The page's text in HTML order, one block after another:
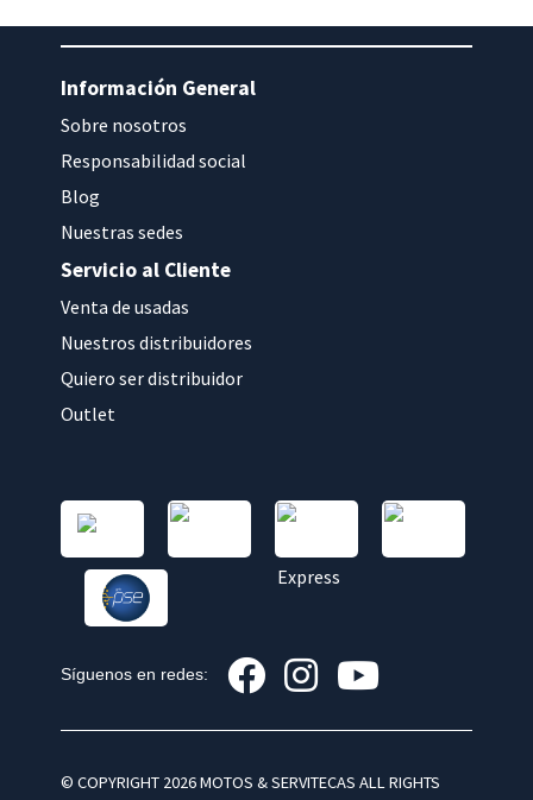
Información General
Sobre nosotros
Responsabilidad social
Blog
Nuestras sedes
Servicio al Cliente
Venta de usadas
Nuestros distribuidores
Quiero ser distribuidor
Outlet
Síguenos en redes:
© COPYRIGHT 2026 MOTOS & SERVITECAS ALL RIGHTS